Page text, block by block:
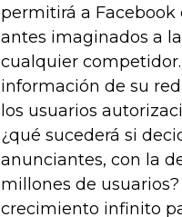
permitirá a
antes imaginados a
cualquier
información de su
los usuarios
¿qué sucederá si
anunciantes, con la
millones de
crecimiento infinito